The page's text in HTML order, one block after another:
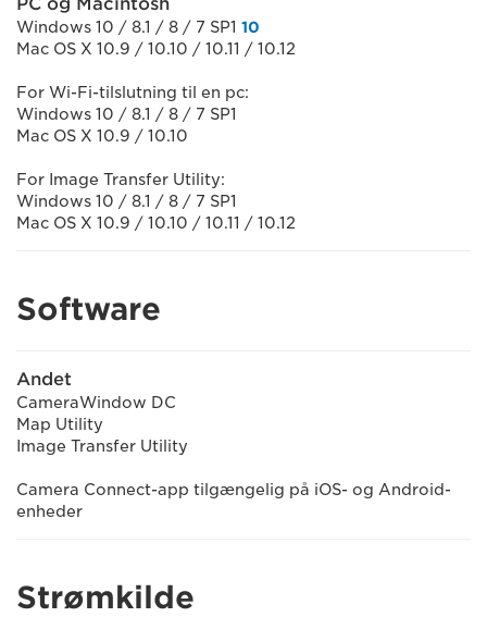
Windows 10 / 8.1 / 8 / 7 SP1 10
Mac OS X 10.9 / 10.10 / 10.11 / 10.12
For Wi-Fi-tilslutning til en pc:
Windows 10 / 8.1 / 8 / 7 SP1
Mac OS X 10.9 / 10.10
For Image Transfer Utility:
Windows 10 / 8.1 / 8 / 7 SP1
Mac OS X 10.9 / 10.10 / 10.11 / 10.12
Software
Andet
CameraWindow DC
Map Utility
Image Transfer Utility
Camera Connect-app tilgængelig på iOS- og Android-
enheder
Strømkilde